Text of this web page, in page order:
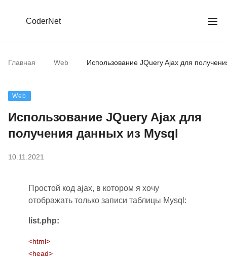
CoderNet
Главная Web Использование JQuery Ajax для
Web
Использование JQuery Ajax для
получения данных из Mysql
10.11.2021
Простой код ajax, в котором я хочу
отображать только записи таблицы Mysql:
list.php:
<html>
<head>